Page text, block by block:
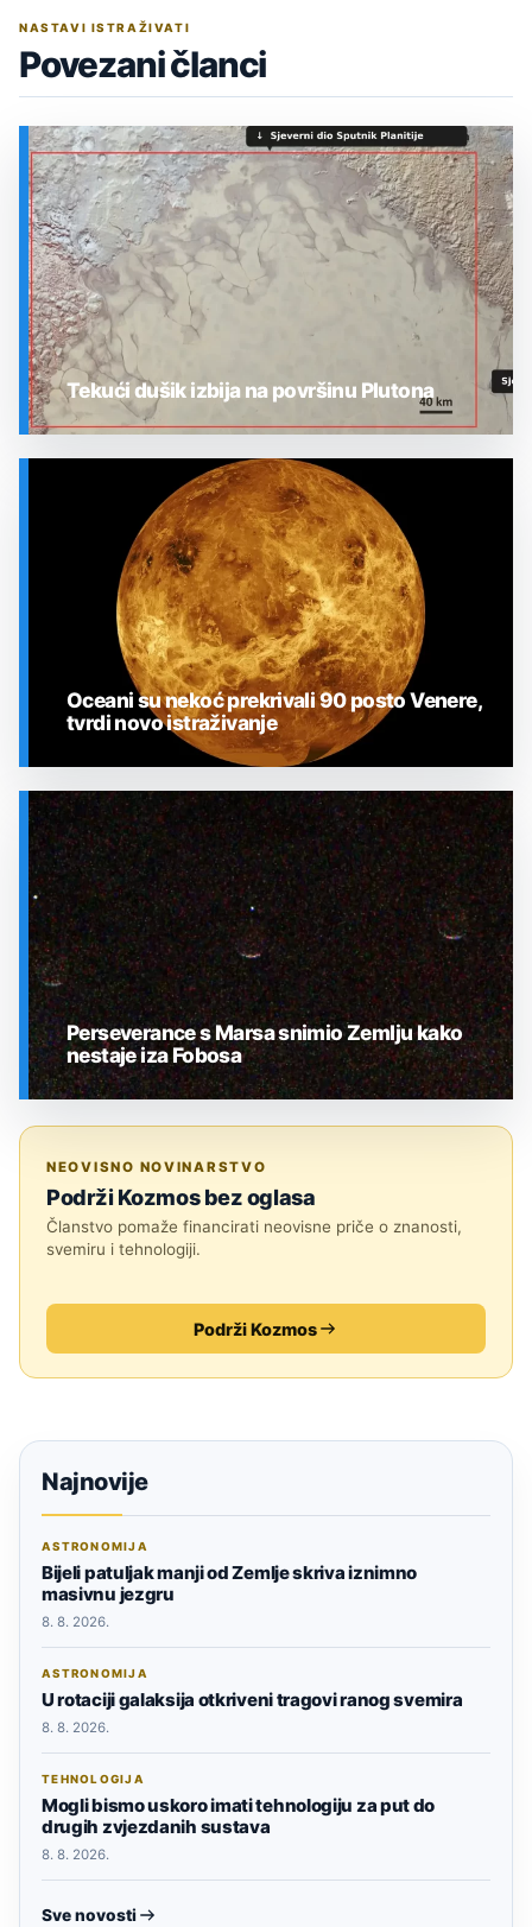
NASTAVI ISTRAŽIVATI
Povezani članci
Tekući dušik izbija na površinu Plutona
SVEMIR
Oceani su nekoć prekrivali 90 posto Venere,
tvrdi novo istraživanje
Perseverance s Marsa snimio Zemlju kako
nestaje iza Fobosa
NEOVISNO NOVINARSTVO
Podrži Kozmos bez oglasa
Članstvo pomaže financirati neovisne priče o znanosti,
svemiru i tehnologiji.
Podrži Kozmos
Najnovije
ASTRONOMIJA
Bijeli patuljak manji od Zemlje skriva iznimno
masivnu jezgru
8. 8. 2026.
ASTRONOMIJA
U rotaciji galaksija otkriveni tragovi ranog svemira
8. 8. 2026.
TEHNOLOGIJA
Mogli bismo uskoro imati tehnologiju za put do
drugih zvjezdanih sustava
8. 8. 2026.
Sve novosti